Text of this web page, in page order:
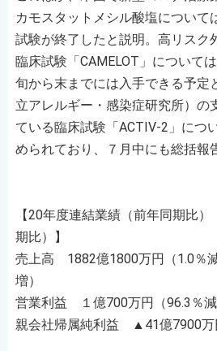
カモスタットメシル酸塩について
試験が終了したと説明。高リスク
臨床試験「CAMELOT」について
旬から末までには入手できる予定
立アレルギー・感染症研究所）の
ている臨床試験「ACTIV-2」につ
められており、７月中にも総括報
【20年度連結業績（前年同期比
期比）】
売上高 1882億1800万円（1.0％
増）
営業利益 １億700万円（96.3％
親会社帰属純利益 ▲41億7900